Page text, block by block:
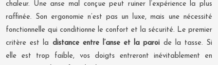
chaleur. Une anse mal conçue peut ruiner l’expérience la plus
raffinée. Son ergonomie n’est pas un luxe, mais une nécessité
fonctionnelle qui conditionne le confort et la sécurité. Le premier
critère est la distance entre l’anse et la paroi de la tasse. Si
elle est trop faible, vos doigts entreront inévitablement en